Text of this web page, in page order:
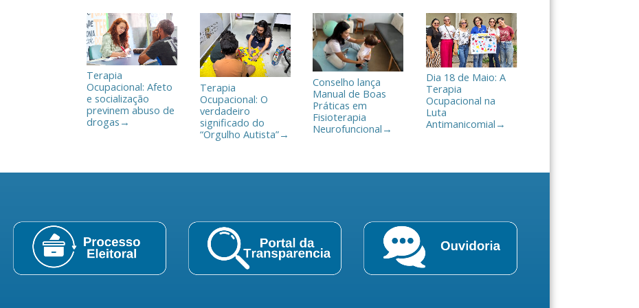
a
r
Terapia
Ocupacional: Afeto
e socialização
previnem abuso de
drogas →
Terapia
Ocupacional: O
verdadeiro
significado do
“Orgulho Autista”→
Conselho lança
Manual de Boas
Práticas em
Fisioterapia
Neurofuncional →
Dia 18 de Maio: A
Terapia
Ocupacional na
Luta
Antimanicomial →